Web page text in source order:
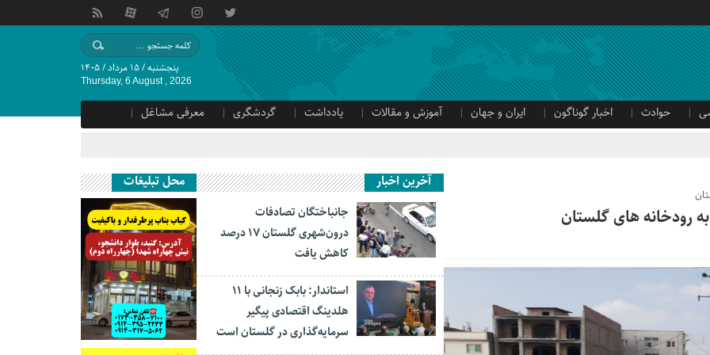
پنجشنبه / ۱۵ مرداد / ۱۴۰۵
Thursday, 6 August , 2026
حوادث اخبار گوناگون ایران و جهان آموزش و مقالات یادداشت گردشگری
معرفی مشاغل
رودخانه های گلستان
آخرین اخبار
جانباختگان تصادفات
درون‌شهری گلستان ۱۷ درصد
کاهش یافت
استاندار: بابک زنجانی با ۱۱
هلدینگ اقتصادی پیگیر
سرمایه‌گذاری در گلستان است
محل تبلیغات